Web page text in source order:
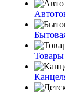
Товары